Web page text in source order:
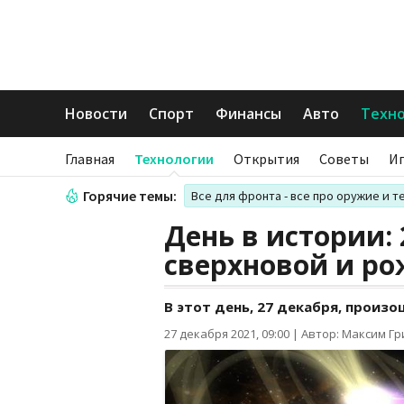
Новости Спорт Финансы Авто
Главная Технологии Открытия Советы
Горячие темы: Все для фронта - все про оружие и
День в истории:
сверхновой и
В этот день, 27 декабря,
27 декабря 2021, 09:00 | Автор: Максим